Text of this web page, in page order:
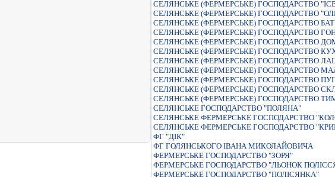
СЕЛЯНСЬКЕ (ФЕРМЕРСЬКЕ) ГОСПОДАРСТВО
СЕЛЯНСЬКЕ (ФЕРМЕРСЬКЕ) ГОСПОДАРСТВО
СЕЛЯНСЬКЕ (ФЕРМЕРСЬКЕ) ГОСПОДАРСТВО
СЕЛЯНСЬКЕ (ФЕРМЕРСЬКЕ) ГОСПОДАРСТВО
СЕЛЯНСЬКЕ (ФЕРМЕРСЬКЕ) ГОСПОДАРСТВО
СЕЛЯНСЬКЕ (ФЕРМЕРСЬКЕ) ГОСПОДАРСТВО
СЕЛЯНСЬКЕ (ФЕРМЕРСЬКЕ) ГОСПОДАРСТВО
СЕЛЯНСЬКЕ (ФЕРМЕРСЬКЕ) ГОСПОДАРСТВО
СЕЛЯНСЬКЕ (ФЕРМЕРСЬКЕ) ГОСПОДАРСТВО
СЕЛЯНСЬКЕ (ФЕРМЕРСЬКЕ) ГОСПОДАРСТВО
СЕЛЯНСЬКЕ (ФЕРМЕРСЬКЕ) ГОСПОДАРСТВО
СЕЛЯНСЬКЕ ГОСПОДАРСТВО "ПОЛЯНА"
СЕЛЯНСЬКЕ ФЕРМЕРСЬКЕ ГОСПОДАРСТВО
СЕЛЯНСЬКЕ ФЕРМЕРСЬКЕ ГОСПОДАРСТВО
ФГ "ДІК"
ФГ ГОЛЯНСЬКОГО ІВАНА МИКОЛАЙОВИЧА
ФЕРМЕРСЬКЕ ГОСПОДАРСТВО "ЗОРЯ"
ФЕРМЕРСЬКЕ ГОСПОДАРСТВО "ЛЬОНОК
ФЕРМЕРСЬКЕ ГОСПОДАРСТВО "ПОЛIСЯНКА"